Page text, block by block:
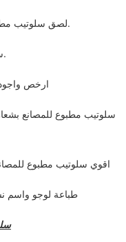
لصق سلوتيب مطبوع بشعار مصنعك او بلوجو شركتك الخاصة.
سلوتيب شفاف مطبوع. سلوتب الوان مطبوع.
ارخص
سلوتيب مطبوع للمصانع
اقوي سلوتيب مطبوع للمصانع 50 ميكرون خدمة الطباعة علي
طباعة لوجو واسم